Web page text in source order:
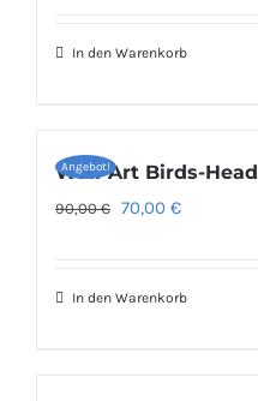
189,00 €
In den Warenkorb
Angebot!
Wall-Art Birds-Head
90,00€ Ursprünglicher
90,00 €
70,00 €Aktueller
70,00 €.
In den Warenkorb